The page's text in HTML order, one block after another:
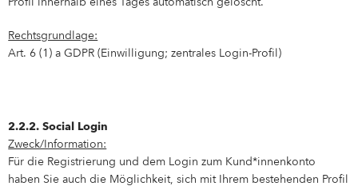
Profil innerhalb eines Tages automatisch gelöscht.
Rechtsgrundlage:
Art. 6 (1) a GDPR (Einwilligung; zentrales Login-Profil)
2.2.2. Social Login
Zweck/Information:
Für die Registrierung und dem Login zum Kund*innenkonto
haben Sie auch die Möglichkeit, sich mit Ihrem bestehenden Profil